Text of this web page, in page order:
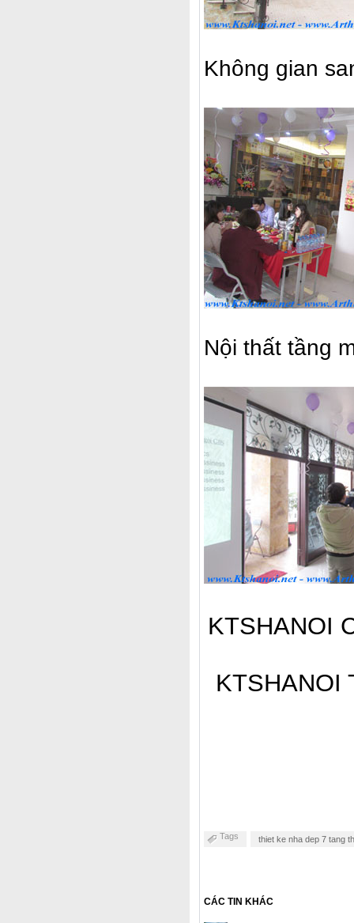
Không gian
Nội thất tầng
KTSHANOI
KTSHANOI
Tags thiet ke nha dep 7 tang
CÁC TIN KHÁC